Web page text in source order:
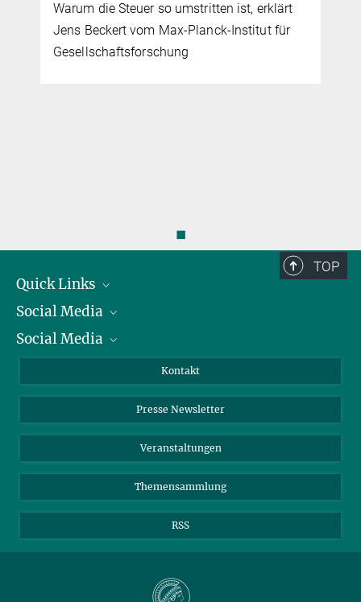
Warum die Steuer so umstritten ist, erklärt
Jens Beckert vom Max-Planck-Institut für
Gesellschaftsforschung
◼
TOP
Quick Links
Präsident
Zahlen und Fakten
Meldestelle Fehlverhalten
Social Media
Bluesky
TikTok
Social Media
Instagram
YouTube
Kontakt
Presse Newsletter
Veranstaltungen
Themensammlung
RSS